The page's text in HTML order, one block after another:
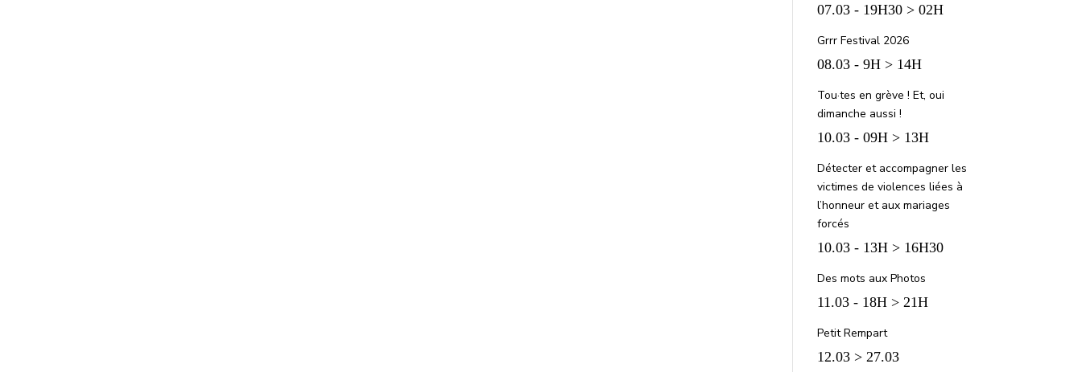
07.03 - 19H30 > 02H
Grrr Festival 2026
08.03 - 9H > 14H
Tou·tes en grève ! Et, oui
dimanche aussi !
10.03 - 09H > 13H
Détecter et accompagner les
victimes de violences liées à
l’honneur et aux mariages
forcés
10.03 - 13H > 16H30
Des mots aux Photos
11.03 - 18H > 21H
Petit Rempart
12.03 > 27.03